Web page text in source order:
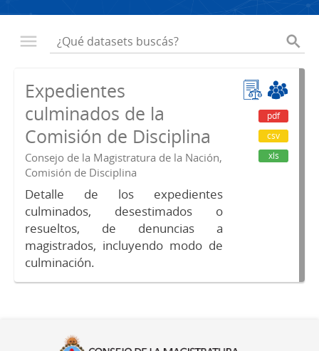
Expedientes
culminados de la
Comisión de Disciplina
Consejo de la Magistratura de la Nación,
Comisión de Disciplina
Detalle de los expedientes
culminados, desestimados o
resueltos, de denuncias a
magistrados, incluyendo modo de
culminación.
pdf
csv
xls